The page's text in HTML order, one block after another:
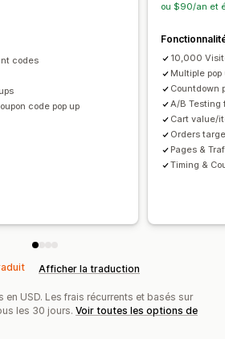
et règles
Analyses de données
codes
code pop up
ou $90/an et
10,000
Multiple pop
Countdown
A/B Testing
Cart value/
Orders
Pages &
Timing &
Afficher la traduction
USD. Les frais récurrents et basés sur
les 30 jours. Voir toutes les options de